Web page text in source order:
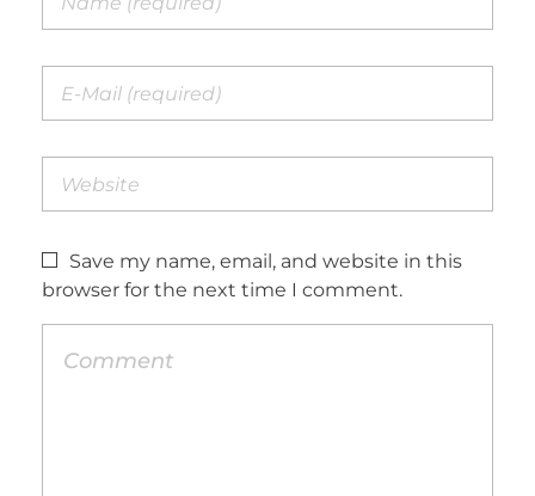
Save my name, email, and website in this
browser for the next time I comment.